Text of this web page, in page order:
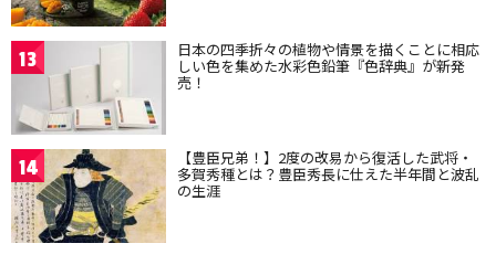
13 日本の四季折々の植物や情景を描くことに相応
しい色を集めた水彩色鉛筆『色辞典』が新発
売！
14 【豊臣兄弟！】2度の改易から復活した武将・
多賀秀種とは？豊臣秀長に仕えた半年間と波乱
の生涯